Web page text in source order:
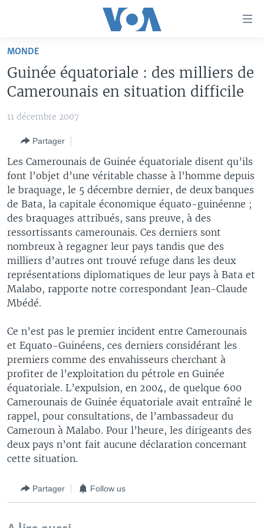
Retour
navigation
Retour
la
recherche
SPORT
WASHINGTON FORUM
CORRESPONDANT VOA
FOCUS SAHEL
REPORTAGES
VOUS + NOUS
CARNET DE SANTÉ
À VOTRE AVIS
VOTRE SANTÉ VOTRE AVENIR
LE MONDE AU FÉMININ
L'AMÉRIQUE ET VOUS
DIALOGUE DES RELIGIONS
RM SHOW
BAMBARA
FULFULDE
LINGALA
SANGO
Apprenez L'anglais
SUIVEZ-NOUS
Langues
MONDE
Guinée équatoriale : des milliers de
Camerounais en situation difficile
11 décembre 2007
Partager
Les Camerounais de Guinée équatoriale disent qu’ils
font l’objet d’une véritable chasse à l’homme depuis
le braquage, le 5 décembre dernier, de deux banques
de Bata, la capitale économique équato-guinéenne ;
des braquages attribués, sans preuve, à des
ressortissants camerounais. Ces derniers sont
nombreux à regagner leur pays tandis que des
milliers d’autres ont trouvé refuge dans les deux
représentations diplomatiques de leur pays à Bata et
Malabo, rapporte notre correspondant Jean-Claude
Mbédé.
Ce n’est pas le premier incident entre Camerounais
et Equato-Guinéens, ces derniers considérant les
premiers comme des envahisseurs cherchant à
profiter de l’exploitation du pétrole en Guinée
équatoriale. L’expulsion, en 2004, de quelque 600
Camerounais de Guinée équatoriale avait entraîné le
rappel, pour consultations, de l’ambassadeur du
Cameroun à Malabo. Pour l’heure, les dirigeants des
deux pays n’ont fait aucune déclaration concernant
cette situation.
Partager Follow us